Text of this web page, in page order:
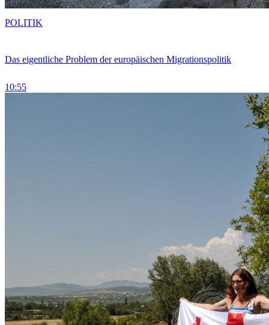
Das eigentliche Problem der europäischen Migrationspolitik
10:55
POLITIK